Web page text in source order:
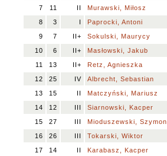
7
11 II Murawski, Miłosz
8
3 I Paprocki, Antoni
9
7 II+ Sokulski, Maurycy
10
6 II+ Masłowski, Jakub
11
13 II+ Retz, Agnieszka
12
25 IV Albrecht, Sebastian
13
15 II Matczyński, Mariusz
14
12 III Siarnowski, Kacper
15
27 III Mioduszewski, Szymon
16
26 III Tokarski, Wiktor
17
14 II Karabasz, Kacper